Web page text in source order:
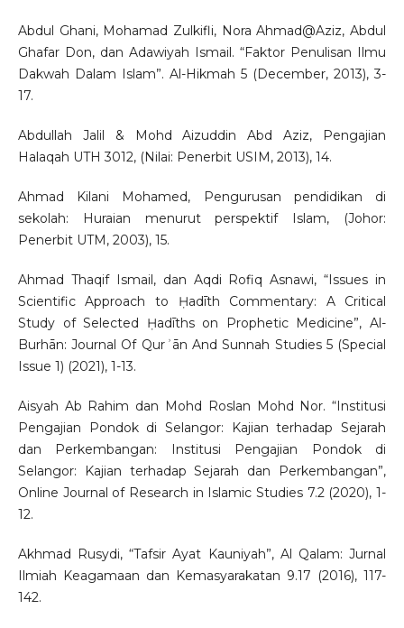
Abdul Ghani, Mohamad Zulkifli, Nora Ahmad@Aziz, Abdul
Ghafar Don, dan Adawiyah Ismail. “Faktor Penulisan Ilmu
Dakwah Dalam Islam”. Al-Hikmah 5 (December, 2013), 3-
17.
Abdullah Jalil & Mohd Aizuddin Abd Aziz, Pengajian
Halaqah UTH 3012, (Nilai: Penerbit USIM, 2013), 14.
Ahmad Kilani Mohamed, Pengurusan pendidikan di
sekolah: Huraian menurut perspektif Islam, (Johor:
Penerbit UTM, 2003), 15.
Ahmad Thaqif Ismail, dan Aqdi Rofiq Asnawi, “Issues in
Scientific Approach to Ḥadīth Commentary: A Critical
Study of Selected Ḥadīths on Prophetic Medicine”, Al-
Burhān: Journal Of Qurʾān And Sunnah Studies 5 (Special
Issue 1) (2021), 1-13.
Aisyah Ab Rahim dan Mohd Roslan Mohd Nor. “Institusi
Pengajian Pondok di Selangor: Kajian terhadap Sejarah
dan Perkembangan: Institusi Pengajian Pondok di
Selangor: Kajian terhadap Sejarah dan Perkembangan”,
Online Journal of Research in Islamic Studies 7.2 (2020), 1-
12.
Akhmad Rusydi, “Tafsir Ayat Kauniyah”, Al Qalam: Jurnal
Ilmiah Keagamaan dan Kemasyarakatan 9.17 (2016), 117-
142.